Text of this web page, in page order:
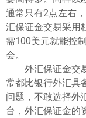
通常只有2点左右
汇保证金交易采用
需100美元就能控
会。
外汇保证金交
常都比银行外汇具
问题，不敢选择外
台，外汇保证金的